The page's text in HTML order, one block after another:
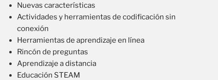
Nuevas características
Actividades y herramientas de codificación sin
conexión
Herramientas de aprendizaje en línea
Rincón de preguntas
Aprendizaje a distancia
Educación STEAM